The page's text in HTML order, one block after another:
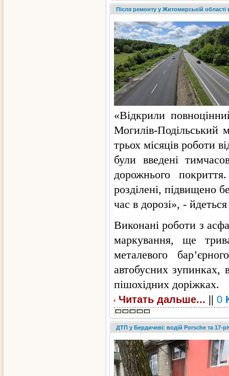
Після ремонту у Житомирській області
«Відкрили
Могилів-Подільський
трьох місяців роботи
були введені
дорожнього
розділені, підвищено
час в дорозі», -
Виконані роботи з
маркування, ще
металевого
автобусних зупинках,
пішохідних доріжках.
Читать дальше... || 0
ДТП у Бердичеві: водій Porsche та 17-